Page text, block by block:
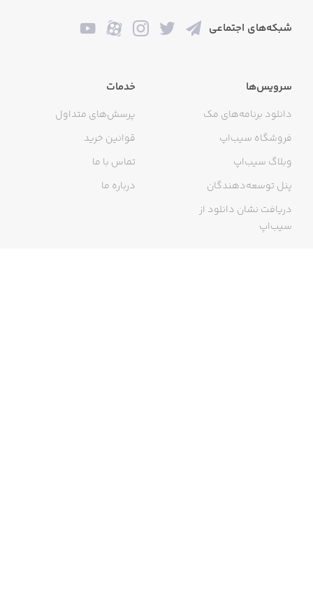
شبکه‌های اجتماعی
سرویس‌ها
دانلود برنامه‌های مک
فروشگاه سیب‌اپ
وبلاگ سیب‌اپ
پنل توسعه‌دهندگان
دریافت نشان دانلود از
سیب‌اپ
خدمات
پرسش‌های متداول
قوانین خرید
تماس با ما
درباره ما